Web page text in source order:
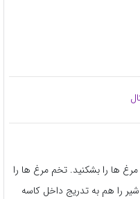
ها را بشکنید. تخم مرغ ها را
را هم به تدریج داخل کاسه